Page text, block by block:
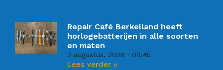
Repair Café Berkelland heeft
horlogebatterijen in alle soorten
en maten
3 augustus, 2026 08:45
Lees verder »